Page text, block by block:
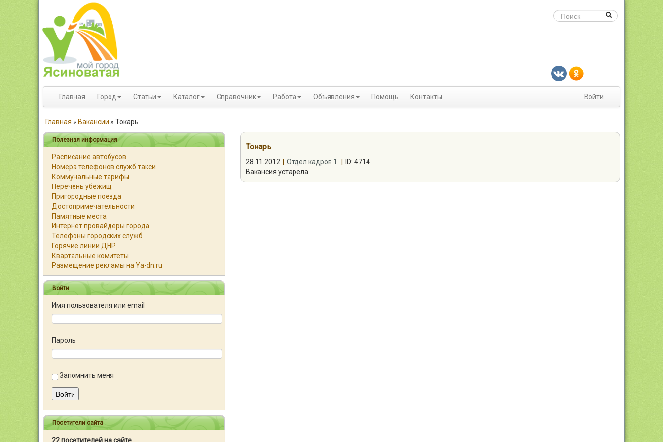
Главная Город Статьи Каталог Справочник Работа Объявления Помощь Контакты Войти
Главная » Вакансии » Токарь
Полезная информация
Расписание автобусов
Номера телефонов служб такси
Коммунальные тарифы
Перечень убежищ
Пригородные поезда
Достопримечательности
Памятные места
Интернет провайдеры города
Телефоны городских служб
Горячие линии ДНР
Квартальные комитеты
Размещение рекламы на Ya-dn.ru
Войти
Имя пользователя или email
Пароль
Запомнить меня
Войти
Посетители сайта
22 посетителей на сайте
Токарь
28.11.2012 Отдел кадров 1
ID: 4714
Вакансия устарела